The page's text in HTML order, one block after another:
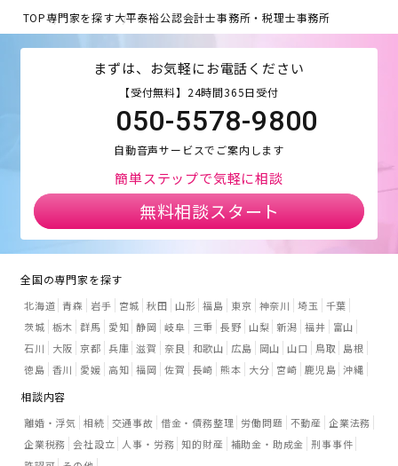
TOP専門家を探す大平泰裕公認会計士事務所・税理士事務所
まずは、お気軽にお電話ください
【受付無料】24時間365日受付
050-5578-9800
自動音声サービスでご案内します
簡単ステップで気軽に相談
無料相談スタート
全国の専門家を探す
北海道 青森 岩手 宮城 秋田 山形 福島 東京 神奈川 埼玉
千葉
茨城 栃木 群馬 愛知 静岡 岐阜 三重 長野 山梨 新潟 福井
富山
石川
大阪 京都 兵庫 滋賀 奈良 和歌山 広島 岡山 山口 鳥取
島根
徳島 香川 愛媛 高知 福岡 佐賀 長崎 熊本 大分 宮崎 鹿児島 沖縄
相談内容
離婚・浮気 相続 交通事故 借金・債務整理 労働問題 不動産 企業法務
企業税務 会社設立 人事・労務 知的財産 補助金・助成金 刑事事件